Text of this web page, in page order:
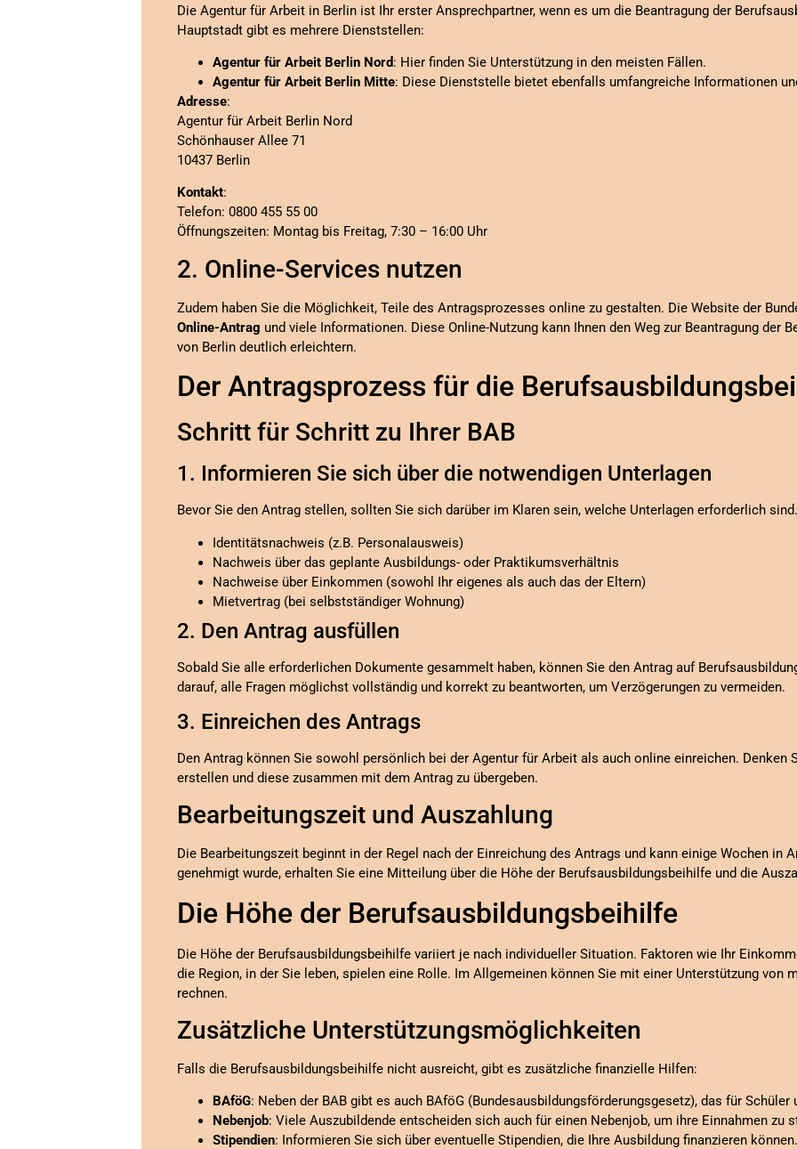
Die Agentur für Arbeit in Berlin ist Ihr erster Ansprechpartner, wenn es um die Beantragung der
Hauptstadt gibt es mehrere Dienststellen:
Agentur für Arbeit Berlin Nord: Hier finden Sie Unterstützung in den meisten Fällen.
Agentur für Arbeit Berlin Mitte: Diese Dienststelle bietet ebenfalls umfangreiche Informationen
Adresse:
Agentur für Arbeit Berlin Nord
Schönhauser Allee 71
10437 Berlin
Kontakt:
Telefon: 0800 455 55 00
Öffnungszeiten: Montag bis Freitag, 7:30 – 16:00 Uhr
2. Online-Services nutzen
Zudem haben Sie die Möglichkeit, Teile des Antragsprozesses online zu gestalten. Die Website der
Online-Antrag und viele Informationen. Diese Online-Nutzung kann Ihnen den Weg zur Beantragung der
von Berlin deutlich erleichtern.
Der Antragsprozess für die
Schritt für Schritt zu Ihrer BAB
1. Informieren Sie sich über die notwendigen Unterlagen
Bevor Sie den Antrag stellen, sollten Sie sich darüber im Klaren sein, welche Unterlagen erforderlich
Identitätsnachweis (z.B. Personalausweis)
Nachweis über das geplante Ausbildungs- oder Praktikumsverhältnis
Nachweise über Einkommen (sowohl Ihr eigenes als auch das der Eltern)
Mietvertrag (bei selbstständiger Wohnung)
2. Den Antrag ausfüllen
Sobald Sie alle erforderlichen Dokumente gesammelt haben, können Sie den Antrag auf
darauf, alle Fragen möglichst vollständig und korrekt zu beantworten, um Verzögerungen zu vermeiden.
3. Einreichen des Antrags
Den Antrag können Sie sowohl persönlich bei der Agentur für Arbeit als auch online einreichen. Denken
erstellen und diese zusammen mit dem Antrag zu übergeben.
Bearbeitungszeit und Auszahlung
Die Bearbeitungszeit beginnt in der Regel nach der Einreichung des Antrags und kann einige Wochen in
genehmigt wurde, erhalten Sie eine Mitteilung über die Höhe der Berufsausbildungsbeihilfe und die
Die Höhe der Berufsausbildungsbeihilfe
Die Höhe der Berufsausbildungsbeihilfe variiert je nach individueller Situation. Faktoren wie Ihr
die Region, in der Sie leben, spielen eine Rolle. Im Allgemeinen können Sie mit einer Unterstützung von
rechnen.
Zusätzliche Unterstützungsmöglichkeiten
Falls die Berufsausbildungsbeihilfe nicht ausreicht, gibt es zusätzliche finanzielle Hilfen:
BAföG: Neben der BAB gibt es auch BAföG (Bundesausbildungsförderungsgesetz), das für Schüler
Nebenjob: Viele Auszubildende entscheiden sich auch für einen Nebenjob, um ihre Einnahmen zu
Stipendien: Informieren Sie sich über eventuelle Stipendien, die Ihre Ausbildung finanzieren können.